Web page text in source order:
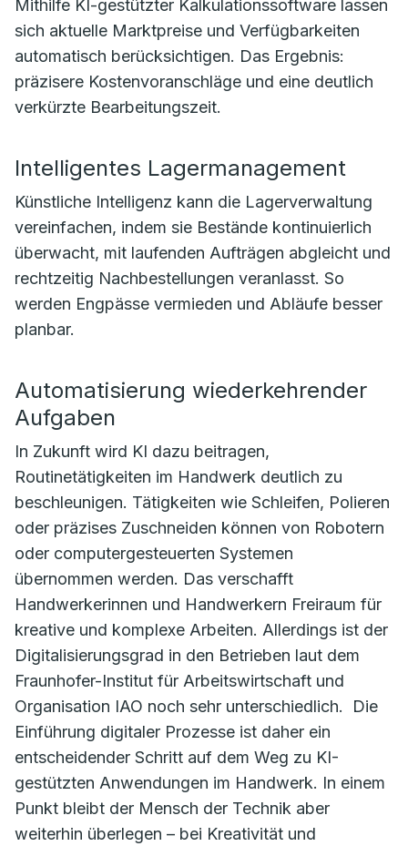
Mithilfe KI-gestützter Kalkulationssoftware lassen
sich aktuelle Marktpreise und Verfügbarkeiten
automatisch berücksichtigen. Das Ergebnis:
präzisere Kostenvoranschläge und eine deutlich
verkürzte Bearbeitungszeit.
Intelligentes Lagermanagement
Künstliche Intelligenz kann die Lagerverwaltung
vereinfachen, indem sie Bestände kontinuierlich
überwacht, mit laufenden Aufträgen abgleicht und
rechtzeitig Nachbestellungen veranlasst. So
werden Engpässe vermieden und Abläufe besser
planbar.
Automatisierung wiederkehrender
Aufgaben
In Zukunft wird KI dazu beitragen,
Routinetätigkeiten im Handwerk deutlich zu
beschleunigen. Tätigkeiten wie Schleifen, Polieren
oder präzises Zuschneiden können von Robotern
oder computergesteuerten Systemen
übernommen werden. Das verschafft
Handwerkerinnen und Handwerkern Freiraum für
kreative und komplexe Arbeiten. Allerdings ist der
Digitalisierungsgrad in den Betrieben laut dem
Fraunhofer-Institut für Arbeitswirtschaft und
Organisation IAO noch sehr unterschiedlich. Die
Einführung digitaler Prozesse ist daher ein
entscheidender Schritt auf dem Weg zu KI-
gestützten Anwendungen im Handwerk. In einem
Punkt bleibt der Mensch der Technik aber
weiterhin überlegen – bei Kreativität und